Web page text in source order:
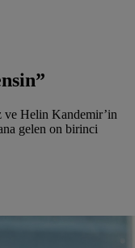
ve Helin Kandemir’in
gelen on birinci